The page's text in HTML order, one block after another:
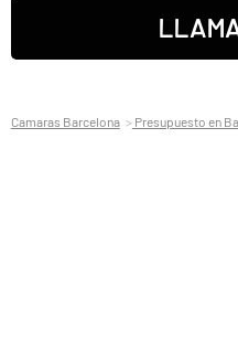
Camaras Barcelona Presupuesto en